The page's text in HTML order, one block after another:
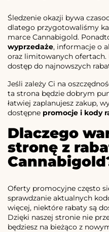
Śledzenie okazji bywa
dlatego przygotowaliśmy
marce Cannabigold.
wyprzedaże, informacje o
oraz limitowanych ofertach.
dostęp do najnowszych
Jeśli zależy Ci na
ta strona będzie dobrym
łatwiej zaplanujesz zakup,
dostępne promocje i kody
Dlaczego
stronę z
Oferty promocyjne często
sprawdzanie aktualnych
więcej, niektóre rabaty są
Dzięki naszej stronie nie
będziesz na bieżąco z